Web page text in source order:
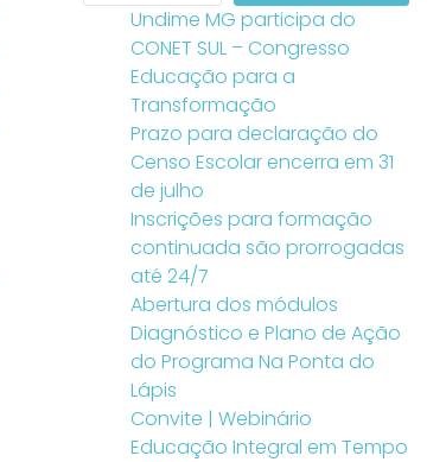
Undime MG participa do
CONET SUL – Congresso
Educação para a
Transformação
Prazo para declaração do
Censo Escolar encerra em 31
de julho
Inscrições para formação
continuada são prorrogadas
até 24/7
Abertura dos módulos
Diagnóstico e Plano de Ação
do Programa Na Ponta do
Lápis
Convite | Webinário
Educação Integral em Tempo